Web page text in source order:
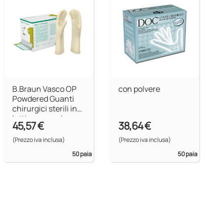
B.Braun Vasco OP
Powdered Guanti
chirurgici sterili in
lattice con polvere -
7,5
45,57 €
(Prezzo iva inclusa)
50 paia
con polvere
38,64 €
(Prezzo iva inclusa)
50 paia